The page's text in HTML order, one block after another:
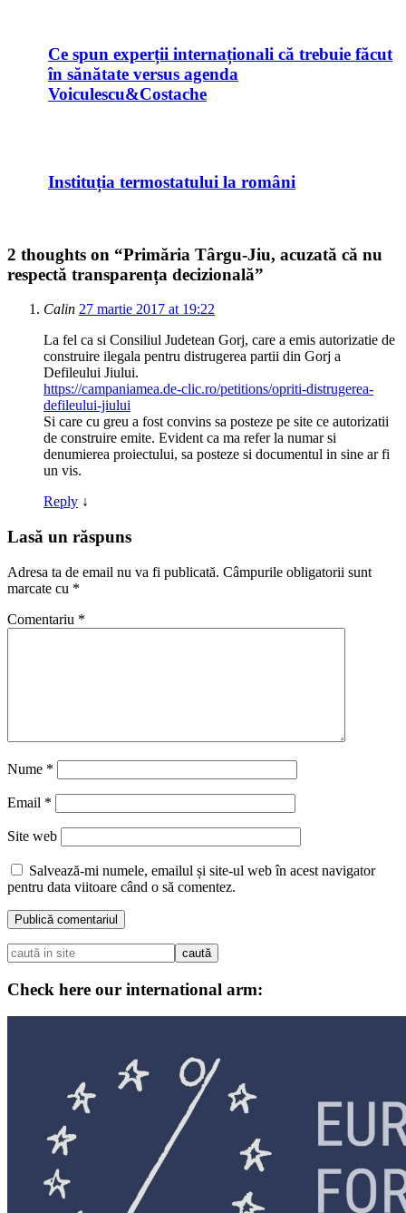
Ce spun experții internaționali că trebuie făcut
în sănătate versus agenda
Voiculescu&Costache
Instituția termostatului la români
2 thoughts on “Primăria Târgu-Jiu, acuzată că nu
respectă transparența decizională”
Calin 27 martie 2017 at 19:22
La fel ca si Consiliul Judetean Gorj, care a emis autorizatie de
construire ilegala pentru distrugerea partii din Gorj a
Defileului Jiului.
https://campaniamea.de-clic.ro/petitions/opriti-distrugerea-
defileului-jiului
Si care cu greu a fost convins sa posteze pe site ce autorizatii
de construire emite. Evident ca ma refer la numar si
denumierea proiectului, sa posteze si documentul in sine ar fi
un vis.
Reply ↓
Lasă un răspuns
Adresa ta de email nu va fi publicată. Câmpurile obligatorii sunt
marcate cu *
Comentariu *
Nume *
Email *
Site web
Salvează-mi numele, emailul și site-ul web în acest navigator
pentru data viitoare când o să comentez.
Check here our international arm: